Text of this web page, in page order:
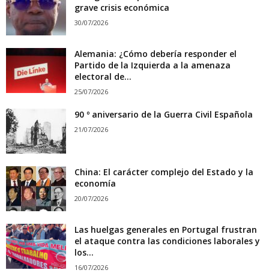
grave crisis económica
30/07/2026
Alemania: ¿Cómo debería responder el
Partido de la Izquierda a la amenaza
electoral de...
25/07/2026
90 º aniversario de la Guerra Civil Española
21/07/2026
China: El carácter complejo del Estado y la
economía
20/07/2026
Las huelgas generales en Portugal frustran
el ataque contra las condiciones laborales y
los...
16/07/2026